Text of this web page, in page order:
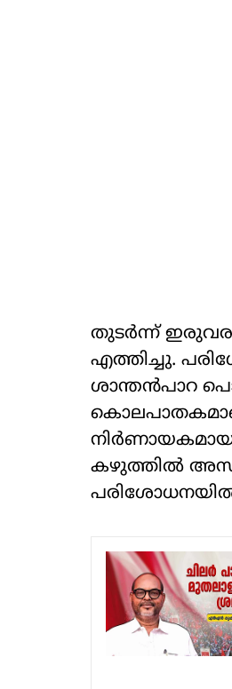
തുടര്‍ന്ന്
എത്തിച്ചു.
ശാന്തന്‍പാറ
കഴുത്തില്‍
പരിശോധനയില്‍